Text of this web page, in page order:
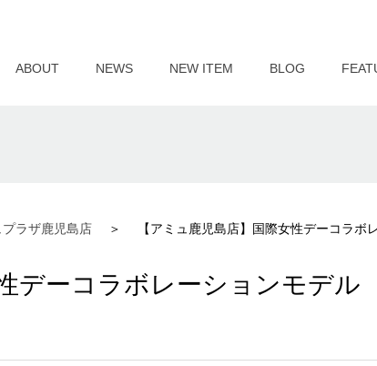
ABOUT NEWS NEW ITEM BLOG
ラザ鹿児島店 【アミュ鹿児島店】国際女性デーコラボ
デーコラボレーションモデル